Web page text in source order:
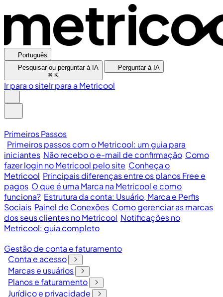
Português
Pesquisar ou perguntar à IA
⌘ K
Perguntar à IA
Ir para o siteIr para a Metricool
Primeiros Passos
Primeiros passos com o Metricool: um guia para
iniciantes Não recebo o e-mail de confirmação Como
fazer login no Metricool pelo site Conheça o
Metricool Principais diferenças entre os planos Free e
pagos O que é uma Marca na Metricool e como
funciona? Estrutura da conta: Usuário, Marca e Perfis
Sociais Painel de Conexões Como gerenciar as marcas
dos seus clientes no Metricool Notificações no
Metricool: guia completo
Gestão de conta e faturamento
Conta e acesso
Marcas e usuários
Planos e faturamento
Jurídico e privacidade